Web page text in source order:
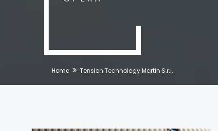
Home Tension Technology Martin S.r.l.